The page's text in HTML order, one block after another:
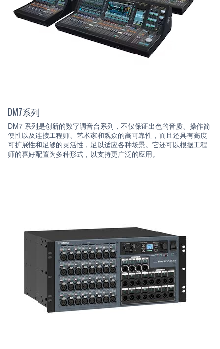
DM7系列
DM7 系列是创新的数字调音台系列，不仅保证出色的音质、操作简
便性以及连接工程师、艺术家和观众的高可靠性，而且还具有高度
可扩展性和足够的灵活性，足以适应各种场景。它还可以根据工程
师的喜好配置为多种形式，以支持更广泛的应用。